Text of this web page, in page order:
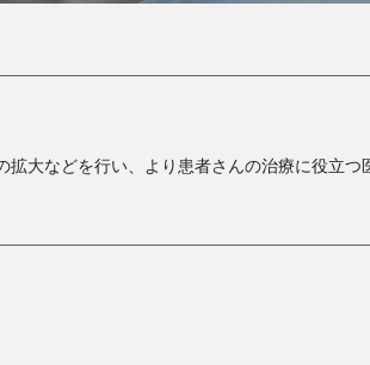
大などを行い、より患者さんの治療に役立つ